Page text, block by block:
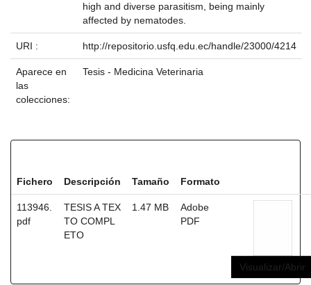
high and diverse parasitism, being mainly
affected by nematodes.
URI : http://repositorio.usfq.edu.ec/handle/23000/4214
Aparece en
las
colecciones:
Tesis - Medicina Veterinaria
Fichero Descripción Tamaño Formato
113946.
pdf
TESIS A TEX
TO COMPL
ETO
1.47 MB
Adobe
PDF
Visualizar/Abrir